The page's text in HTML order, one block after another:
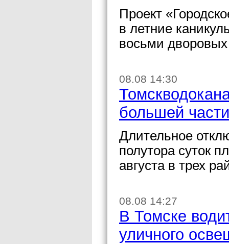
Проект
в летние
восьми
08.08 14:30
большей
Длительное
полутора суток
августа в трех
08.08 14:27
В Томске
уличного